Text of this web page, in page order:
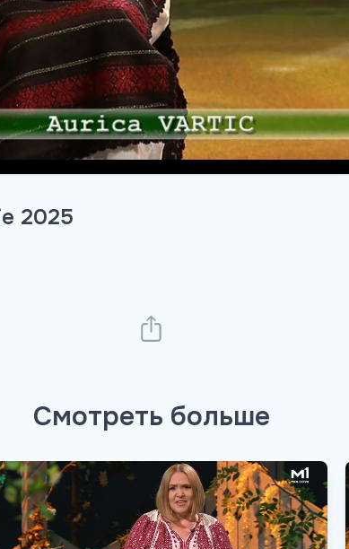
2025
Смотреть больше